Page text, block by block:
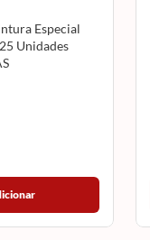
Especial
Unidades